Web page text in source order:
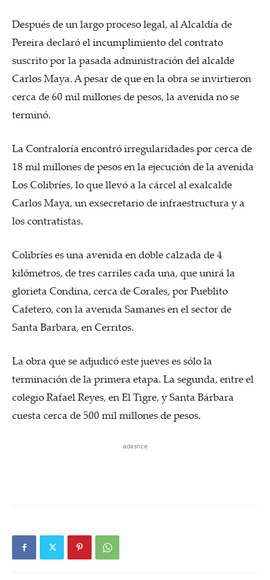
Después de un largo proceso legal, al Alcaldía de
Pereira declaró el incumplimiento del contrato
suscrito por la pasada administración del alcalde
Carlos Maya. A pesar de que en la obra se invirtieron
cerca de 60 mil millones de pesos, la avenida no se
terminó.
La Contraloría encontró irregularidades por cerca de
18 mil millones de pesos en la ejecución de la avenida
Los Colibríes, lo que llevó a la cárcel al exalcalde
Carlos Maya, un exsecretario de infraestructura y a
los contratistas.
Colibríes es una avenida en doble calzada de 4
kilómetros, de tres carriles cada una, que unirá la
glorieta Condina, cerca de Corales, por Pueblito
Cafetero, con la avenida Samanes en el sector de
Santa Barbara, en Cerritos.
La obra que se adjudicó este jueves es sólo la
terminación de la primera etapa. La segunda, entre el
colegio Rafael Reyes, en El Tigre, y Santa Bárbara
cuesta cerca de 500 mil millones de pesos.
adesnce